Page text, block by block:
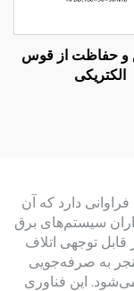
حفاظت از قوس
الکتریکی
دارد که آن
سیستم‌های برق
قابل توجهی اتلاف
به صرفه‌جویی
این فناوری